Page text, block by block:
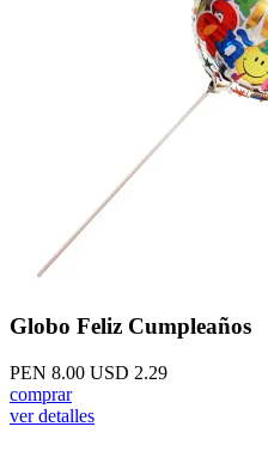
Globo Feliz Cumpleaños
PEN 8.00 USD 2.29
comprar
ver detalles